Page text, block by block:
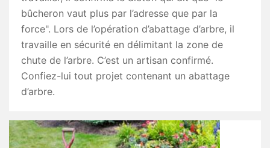
bûcheron vaut plus par l’adresse que par la
force". Lors de l’opération d’abattage d’arbre, il
travaille en sécurité en délimitant la zone de
chute de l’arbre. C’est un artisan confirmé.
Confiez-lui tout projet contenant un abattage
d’arbre.